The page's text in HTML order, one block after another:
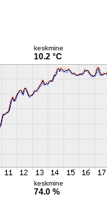
keskmine
10.2 °C
keskmine
74.0 %